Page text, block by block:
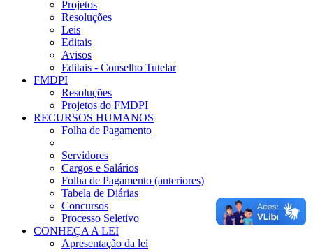
Projetos
Resoluções
Leis
Editais
Avisos
Editais - Conselho Tutelar
FMDPI
Resoluções
Projetos do FMDPI
RECURSOS HUMANOS
Folha de Pagamento
Servidores
Cargos e Salários
Folha de Pagamento (anteriores)
Tabela de Diárias
Concursos
Processo Seletivo
CONHEÇA A LEI
Apresentação da lei